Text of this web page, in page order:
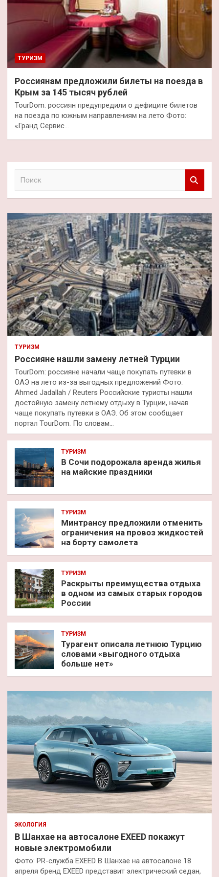
ТУРИЗМ
Россиянам предложили билеты на поезда в
Крым за 145 тысяч рублей
TourDom: россиян предупредили о дефиците билетов
на поезда по южным направлениям на лето Фото:
«Гранд Сервис…
к
ТУРИЗМ
Россияне нашли замену летней Турции
TourDom: россияне начали чаще покупать путевки в
ОАЭ на лето из-за выгодных предложений Фото:
Ahmed Jadallah / Reuters Российские туристы нашли
достойную замену летнему отдыху в Турции, начав
чаще покупать путевки в ОАЭ. Об этом сообщает
портал TourDom. По словам…
ТУРИЗМ
В Сочи подорожала аренда жилья
на майские праздники
ТУРИЗМ
Минтрансу предложили отменить
ограничения на провоз жидкостей
на борту самолета
ТУРИЗМ
Раскрыты преимущества отдыха
в одном из самых старых городов
России
ТУРИЗМ
Турагент описала летнюю Турцию
словами «выгодного отдыха
больше нет»
ЭКОЛОГИЯ
В Шанхае на автосалоне EXEED покажут
новые электромобили
Фото: PR-служба EXEED В Шанхае на автосалоне 18
апреля бренд EXEED представит электрический седан,